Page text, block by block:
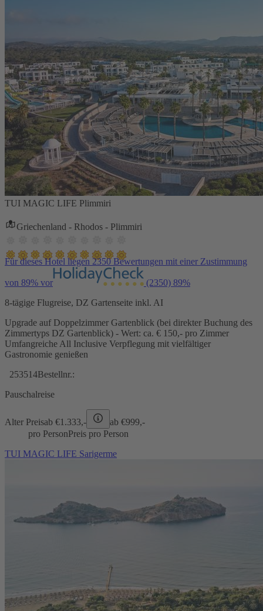
TUI MAGIC LIFE Plimmiri
Griechenland - Rhodos - Plimmiri
Für dieses Hotel liegen 2350 Bewertungen mit einer Zustimmung
von 89% vor (2350) 89%
8-tägige Flugreise, DZ Gartenseite inkl. AI
Upgrade auf Doppelzimmer Gartenblick (bei direkter Buchung des
Zimmertyps DZ Gartenblick) - Wert: ca. € 150,- pro Zimmer
Umfangreiche All Inclusive Verpflegung mit vielfältiger
Gastronomie genießen
253514Bestellnr.:
Pauschalreise
Alter Preisab €1.333,- ab €999,-
pro PersonPreis pro Person
TUI MAGIC LIFE Sarigerme